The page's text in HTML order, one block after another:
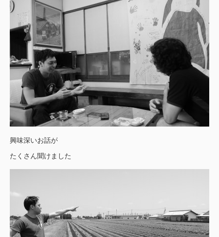
興味深いお話が
たくさん聞けました